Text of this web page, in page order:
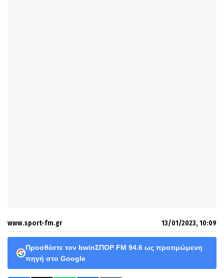
www.sport-fm.gr 13/01/2023, 10:09
Προσθέστε τον bwinΣΠΟΡ FM 94.6 ως προτιμώμενη
πηγή στο Google